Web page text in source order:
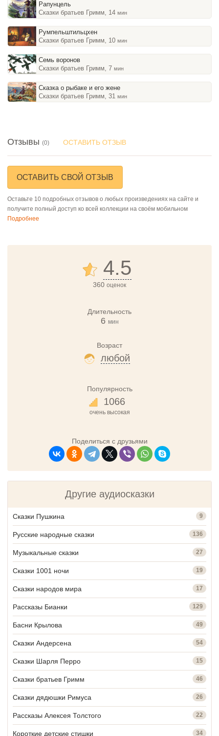
Рапунцель
Сказки братьев Гримм, 14 мин
Румпельштильцхен
Сказки братьев Гримм, 10 мин
Семь воронов
Сказки братьев Гримм, 7 мин
Сказка о рыбаке и его жене
Сказки братьев Гримм, 31 мин
Отзывы (0) ОСТАВИТЬ ОТЗЫВ
ОСТАВИТЬ СВОЙ ОТЗЫВ
Оставьте 10 подробных отзывов о любых произведениях на сайте и
получите полный доступ ко всей коллекции на своём мобильном
Подробнее
4.5
360 оценок
Длительность
6 мин
Возраст
любой
Популярность
1066
очень высокая
Поделиться с друзьями
Другие аудиосказки
Сказки Пушкина 9
Русские народные сказки 136
Музыкальные сказки 27
Сказки 1001 ночи 19
Сказки народов мира 17
Рассказы Бианки 129
Басни Крылова 49
Сказки Андерсена 54
Сказки Шарля Перро 15
Сказки братьев Гримм 46
Сказки дядюшки Римуса 26
Рассказы Алексея Толстого 22
Короткие детские стишки 34